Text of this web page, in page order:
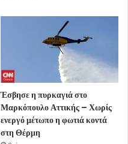
Έσβησε η πυρκαγιά στο
Μαρκόπουλο Αττικής – Χωρίς
ενεργό μέτωπο η φωτιά κοντά
στη Θέρμη